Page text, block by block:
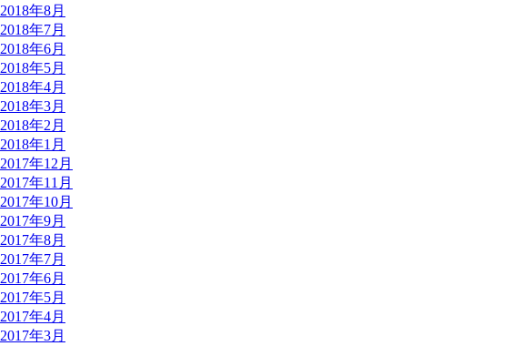
2018年8月
2018年7月
2018年6月
2018年5月
2018年4月
2018年3月
2018年2月
2018年1月
2017年12月
2017年11月
2017年10月
2017年9月
2017年8月
2017年7月
2017年6月
2017年5月
2017年4月
2017年3月